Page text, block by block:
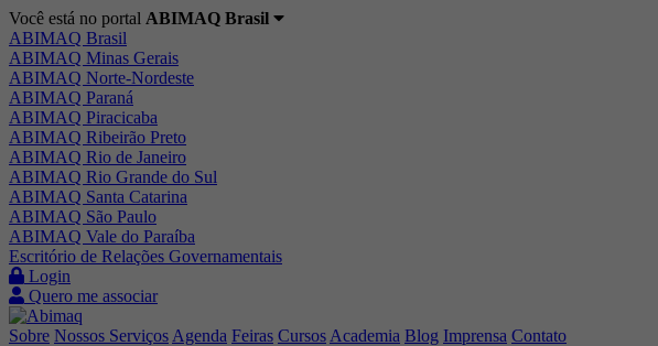
Você está no portal ABIMAQ Brasil
ABIMAQ Brasil
ABIMAQ Minas Gerais
ABIMAQ Norte-Nordeste
ABIMAQ Paraná
ABIMAQ Piracicaba
ABIMAQ Ribeirão Preto
ABIMAQ Rio de Janeiro
ABIMAQ Rio Grande do Sul
ABIMAQ Santa Catarina
ABIMAQ São Paulo
ABIMAQ Vale do Paraíba
Escritório de Relações Governamentais
Login
Quero me associar
Sobre Nossos Serviços Agenda Feiras Cursos Academia Blog Imprensa Contato